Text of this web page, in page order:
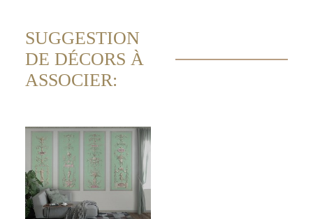
SUGGESTION
DE DÉCORS À
ASSOCIER: